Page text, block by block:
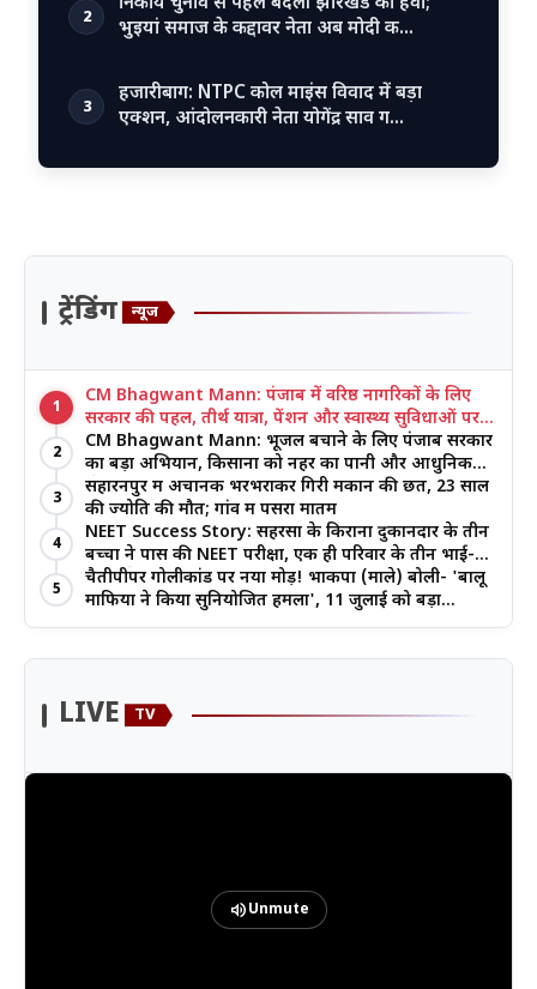
2
भुइयां समाज के कद्दावर नेता अब मोदी क…
3
हजारीबाग: NTPC कोल माइंस विवाद में बड़ा
एक्शन, आंदोलनकारी नेता योगेंद्र साव ग…
ट्रेंडिंग न्यूज
1
CM Bhagwant Mann: पंजाब में वरिष्ठ नागरिकों के लिए
सरकार की पहल, तीर्थ यात्रा, पेंशन और स्वास्थ्य सुविधाओं पर
जोर
2
CM Bhagwant Mann: भूजल बचाने के लिए पंजाब सरकार
का बड़ा अभियान, किसानों को नहर का पानी और आधुनिक
खेती का मिल रहा लाभ
3
सहारनपुर में अचानक भरभराकर गिरी मकान की छत, 23 साल
की ज्योति की मौत; गांव में पसरा मातम
4
NEET Success Story: सहरसा के किराना दुकानदार के तीन
बच्चों ने पास की NEET परीक्षा, एक ही परिवार के तीन भाई-
बहनों ने रचा इतिहास
5
चैतीपीपर गोलीकांड पर नया मोड़! भाकपा (माले) बोली- 'बालू
माफिया ने किया सुनियोजित हमला', 11 जुलाई को बड़ा
आंदोलन
LIVE TV
volume_upUnmute